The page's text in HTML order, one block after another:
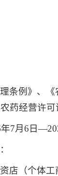
条例》、
药经营许
7月6日
店（个体